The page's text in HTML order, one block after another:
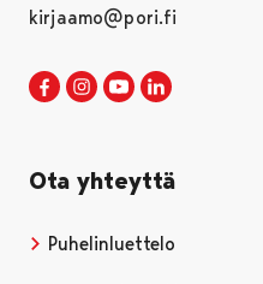
kirjaamo@pori.fi
Porin kaupunki
Avautuu uudessa
Porin kaupunki
Avautuu uudessa
Porin kaupunki
Avautuu
Ota yhteyttä
Puhelinluettelo